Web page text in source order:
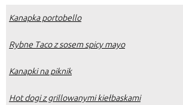
Kanapka portobello
Rybne Taco z sosem spicy mayo
Kanapki na piknik
Hot dogi z grillowanymi kiełbaskami